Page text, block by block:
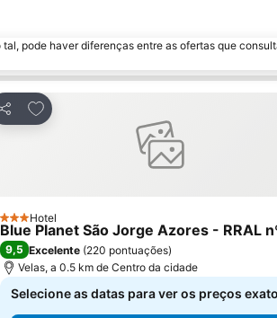
pode haver diferenças entre as ofertas que
Partilhar
Adicionar aos favoritos
3 Estrelas
Hotel
Blue Planet São Jorge Azores - RRAL
9,5 Excelente (220 pontuações)
Velas, a 0.5 km de Centro da cidade
Selecione as datas para ver os preços